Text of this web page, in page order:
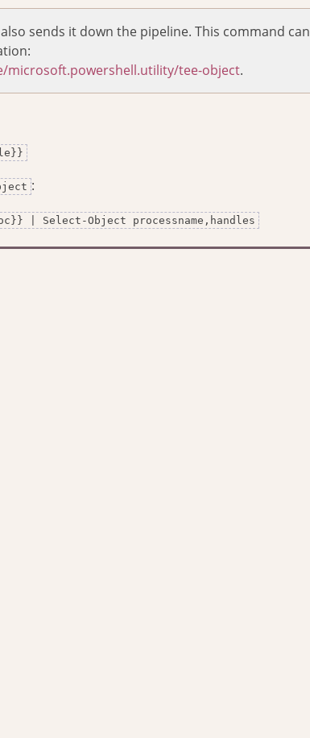
sends it down the pipeline. This command can
tee-object.
:
| Select-Object processname,handles